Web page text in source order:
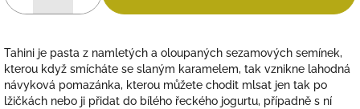
Tahini je pasta z namletých a oloupaných sezamových semínek,
kterou když smícháte se slaným karamelem, tak vznikne lahodná
návyková pomazánka, kterou můžete chodit mlsat jen tak po
lžičkách nebo ji přidat do bílého řeckého jogurtu, případně s ní